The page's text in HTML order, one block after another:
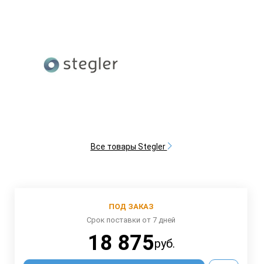
Все товары Stegler
ПОД ЗАКАЗ
Срок поставки от 7 дней
18 875руб.